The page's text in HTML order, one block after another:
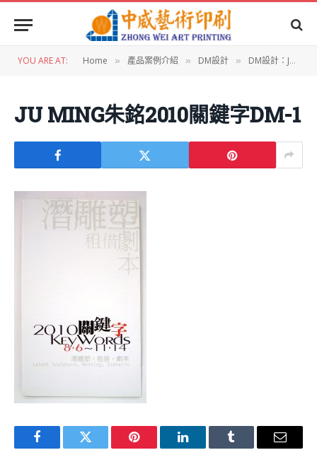
YOU ARE AT: Home » 產品案例介紹 » DM設計 » DM設計：JU MING朱銘美術館-2010關鍵字DM
JU MING朱銘2010關鍵字DM-1
FacebookTwitter Pinterest LinkedInTumblr Email